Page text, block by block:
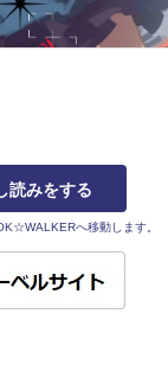
読みをする
へ移動します。